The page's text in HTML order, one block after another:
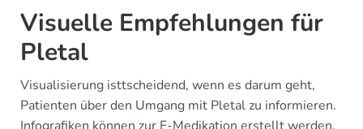
Visuelle Empfehlungen für
Pletal
Visualisierung isttscheidend, wenn es darum geht,
Patienten über den Umgang mit Pletal zu informieren.